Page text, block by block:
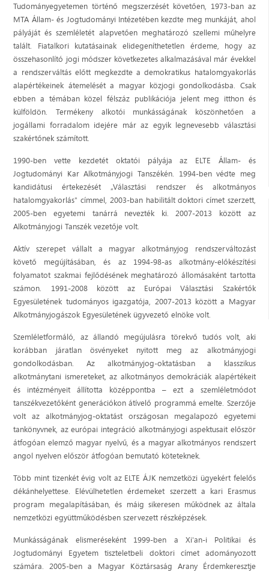
Tudományegyetemen történő megszerzését követően, 1973-ban az
MTA Állam- és Jogtudományi Intézetében kezdte meg munkáját, ahol
pályáját és szemléletét alapvetően meghatározó szellemi műhelyre
talált. Fiatalkori kutatásainak elidegeníthetetlen érdeme, hogy az
összehasonlító jogi módszer következetes alkalmazásával már évekkel
a rendszerváltás előtt megkezdte a demokratikus hatalomgyakorlás
alapértékeinek átemelését a magyar közjogi gondolkodásba. Csak
ebben a témában közel félszáz publikációja jelent meg itthon és
külföldön. Termékeny alkotói munkásságának köszönhetően a
jogállami forradalom idejére már az egyik legnevesebb választási
szakértőnek számított.
1990-ben vette kezdetét oktatói pályája az ELTE Állam- és
Jogtudományi Kar Alkotmányjogi Tanszékén. 1994-ben védte meg
kandidátusi értekezését „Választási rendszer és alkotmányos
hatalomgyakorlás" címmel, 2003-ban habilitált doktori címet szerzett,
2005-ben egyetemi tanárrá nevezték ki. 2007-2013 között az
Alkotmányjogi Tanszék vezetője volt.
Aktív szerepet vállalt a magyar alkotmányjog rendszerváltozást
követő megújításában, és az 1994-98-as alkotmány-előkészítési
folyamatot szakmai fejlődésének meghatározó állomásaként tartotta
számon. 1991-2008 között az Európai Választási Szakértők
Egyesületének tudományos igazgatója, 2007-2013 között a Magyar
Alkotmányjogászok Egyesületének ügyvezető elnöke volt.
Szemléletformáló, az állandó megújulásra törekvő tudós volt, aki
korábban járatlan ösvényeket nyitott meg az alkotmányjogi
gondolkodásban. Az alkotmányjog-oktatásban a klasszikus
alkotmánytani ismereteket, az alkotmányos demokráciák alapértékeit
és intézményeit állította középpontba – ezt a szemléletmódot
tanszékvezetőként generációkon átívelő programmá emelte. Szerzője
volt az alkotmányjog-oktatást országosan megalapozó egyetemi
tankönyvnek, az európai integráció alkotmányjogi aspektusait először
átfogóan elemző magyar nyelvű, és a magyar alkotmányos rendszert
angol nyelven először átfogóan bemutató köteteknek.
Több mint tizenkét évig volt az ELTE ÁJK nemzetközi ügyekért felelős
dékánhelyettese. Elévülhetetlen érdemeket szerzett a kari Erasmus
program megalapításában, és máig sikeresen működnek az általa
nemzetközi együttműködésben szervezett részképzések.
Munkásságának elismeréseként 1999-ben a Xi'an-i Politikai és
Jogtudományi Egyetem tiszteletbeli doktori címet adományozott
számára. 2005-ben a Magyar Köztársaság Arany Érdemkeresztje